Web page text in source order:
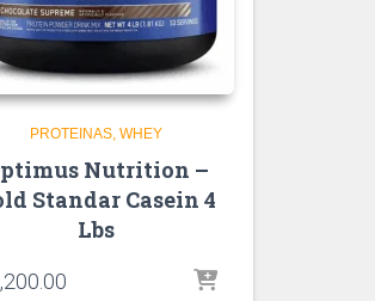
PROTEINAS WHEY
Nutrition –
Standar Casein 4
Lbs